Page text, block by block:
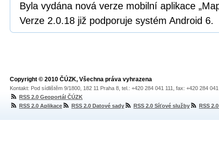
Byla vydána nová verze mobilní aplikace
Verze 2.0.18 již podporuje systém Android 6.
Copyright © 2010 ČÚZK, Všechna práva vyhrazena
Kontakt: Pod sídlištěm 9/1800, 182 11 Praha 8, tel.: +420 284 041 111, fax: +420 284
RSS 2.0 Geoportál ČÚZK
RSS 2.0 Aplikace
RSS 2.0 Datové sady RSS 2.0 Síťové služby RSS